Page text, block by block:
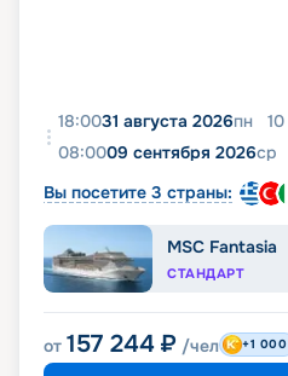
18:0031 августа 2026пн 10
08:0009 сентября 2026ср
Вы посетите 3 страны:
MSC Fantasia
СТАНДАРТ
от 157 244 ₽ /чел +1 000